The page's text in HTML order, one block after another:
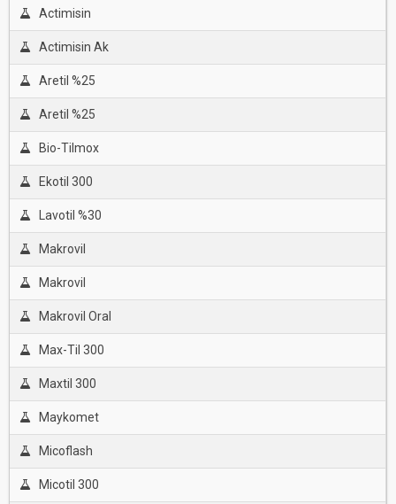
Actimisin
Actimisin Ak
Aretil %25
Aretil %25
Bio-Tilmox
Ekotil 300
Lavotil %30
Makrovil
Makrovil
Makrovil Oral
Max-Til 300
Maxtil 300
Maykomet
Micoflash
Micotil 300